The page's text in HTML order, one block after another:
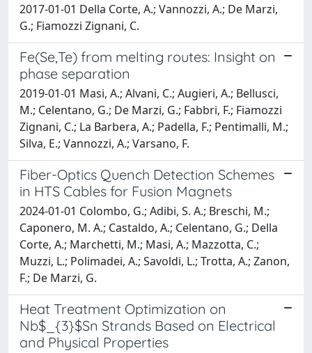
2017-01-01 Della Corte, A.; Vannozzi, A.; De Marzi,
G.; Fiamozzi Zignani, C.
Fe(Se,Te) from melting routes: Insight on
phase separation
2019-01-01 Masi, A.; Alvani, C.; Augieri, A.; Bellusci,
M.; Celentano, G.; De Marzi, G.; Fabbri, F.; Fiamozzi
Zignani, C.; La Barbera, A.; Padella, F.; Pentimalli, M.;
Silva, E.; Vannozzi, A.; Varsano, F.
Fiber-Optics Quench Detection Schemes
in HTS Cables for Fusion Magnets
2024-01-01 Colombo, G.; Adibi, S. A.; Breschi, M.;
Caponero, M. A.; Castaldo, A.; Celentano, G.; Della
Corte, A.; Marchetti, M.; Masi, A.; Mazzotta, C.;
Muzzi, L.; Polimadei, A.; Savoldi, L.; Trotta, A.; Zanon,
F.; De Marzi, G.
Heat Treatment Optimization on
Nb$_{3}$Sn Strands Based on Electrical
and Physical Properties